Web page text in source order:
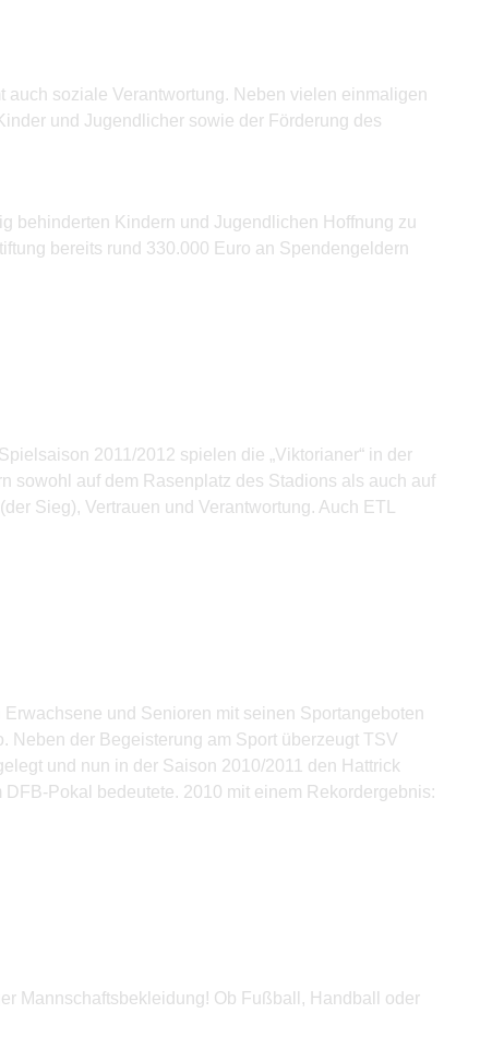
auch soziale Verantwortung. Neben vielen einmaligen
und Jugendlicher sowie der Förderung des
behinderten Kindern und Jugendlichen Hoffnung zu
bereits rund 330.000 Euro an Spendengeldern
2011/2012 spielen die „Viktorianer“ in der
sowohl auf dem Rasenplatz des Stadions als auch auf
Sieg), Vertrauen und Verantwortung. Auch ETL
und Senioren mit seinen Sportangeboten
Neben der Begeisterung am Sport überzeugt TSV
und nun in der Saison 2010/2011 den Hattrick
Pokal bedeutete. 2010 mit einem Rekordergebnis:
Mannschaftsbekleidung! Ob Fußball, Handball oder